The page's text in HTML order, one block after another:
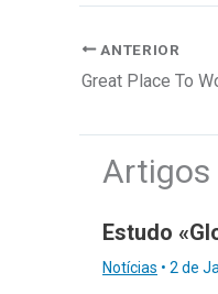
ANTERIOR
Great Place To
Artigos
Estudo
Notícias • 2 de